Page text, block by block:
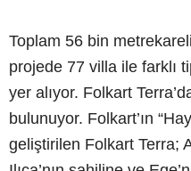
Toplam 56 bin
projede 77 villa ile farklı
yer alıyor. Folkart
bulunuyor. Folkart’ın
geliştirilen Folkart Terra;